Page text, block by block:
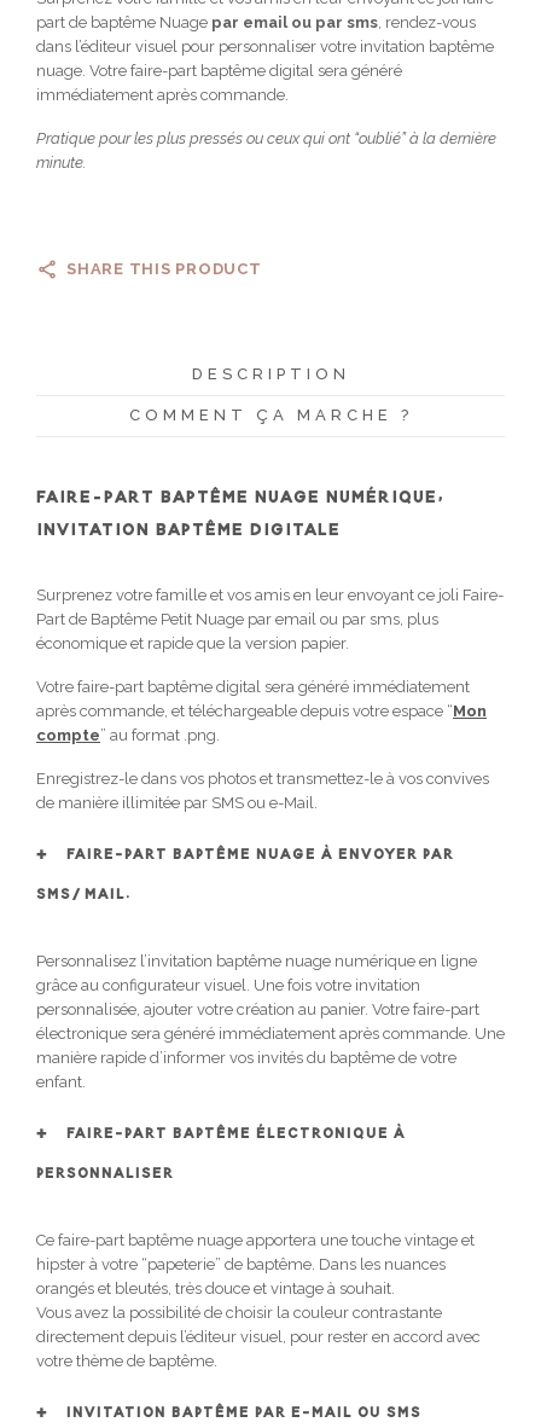
part de baptême Nuage par email ou par sms , rendez-vous
dans l’éditeur visuel pour personnaliser votre invitation baptême
nuage. Votre faire-part baptême digital sera généré
immédiatement après commande.
Pratique pour les plus pressés ou ceux qui ont “oublié” à la dernière
minute.
SHARE THIS PRODUCT
DESCRIPTION
COMMENT ÇA MARCHE ?
FAIRE-PART BAPTÊME NUAGE NUMÉRIQUE,
INVITATION BAPTÊME DIGITALE
Surprenez votre famille et vos amis en leur envoyant ce joli Faire-
Part de Baptême Petit Nuage par email ou par sms, plus
économique et rapide que la version papier.
Votre faire-part baptême digital sera généré immédiatement
après commande, et téléchargeable depuis votre espace “Mon
compte” au format .png.
Enregistrez-le dans vos photos et transmettez-le à vos convives
de manière illimitée par SMS ou e-Mail.
FAIRE-PART BAPTÊME NUAGE À ENVOYER PAR
SMS/MAIL.
Personnalisez l’invitation baptême nuage numérique en ligne
grâce au configurateur visuel. Une fois votre invitation
personnalisée, ajouter votre création au panier. Votre faire-part
électronique sera généré immédiatement après commande. Une
manière rapide d’informer vos invités du baptême de votre
enfant.
FAIRE-PART BAPTÊME ÉLECTRONIQUE À
PERSONNALISER
Ce faire-part baptême nuage apportera une touche vintage et
hipster à votre “papeterie” de baptême. Dans les nuances
orangés et bleutés, très douce et vintage à souhait.
Vous avez la possibilité de choisir la couleur contrastante
directement depuis l’éditeur visuel, pour rester en accord avec
votre thème de baptême.
INVITATION BAPTÊME PAR E-MAIL OU SMS